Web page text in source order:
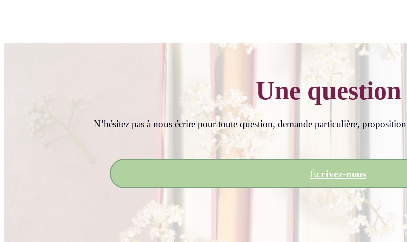
Une question
N’hésitez pas à nous écrire pour toute question, demande particulière,
Écrivez-nous